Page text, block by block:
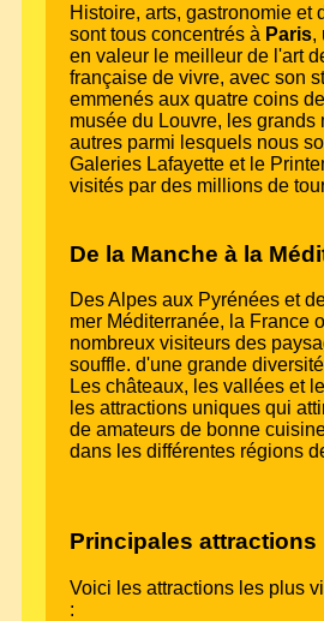
Histoire, arts, gastronomie et
sont tous concentrés à Paris,
en valeur le meilleur de l'art
française de vivre, avec son
emmenés aux quatre coins
musée du Louvre, les grands
autres parmi lesquels nous
Galeries Lafayette et le
visités par des millions de
De la Manche à la
Des Alpes aux Pyrénées et
mer Méditerranée, la France
nombreux visiteurs des
souffle. d'une grande
Les châteaux, les vallées et
les attractions uniques qui
de amateurs de bonne
dans les différentes régions
Principales attractions
Voici les attractions les plus
: